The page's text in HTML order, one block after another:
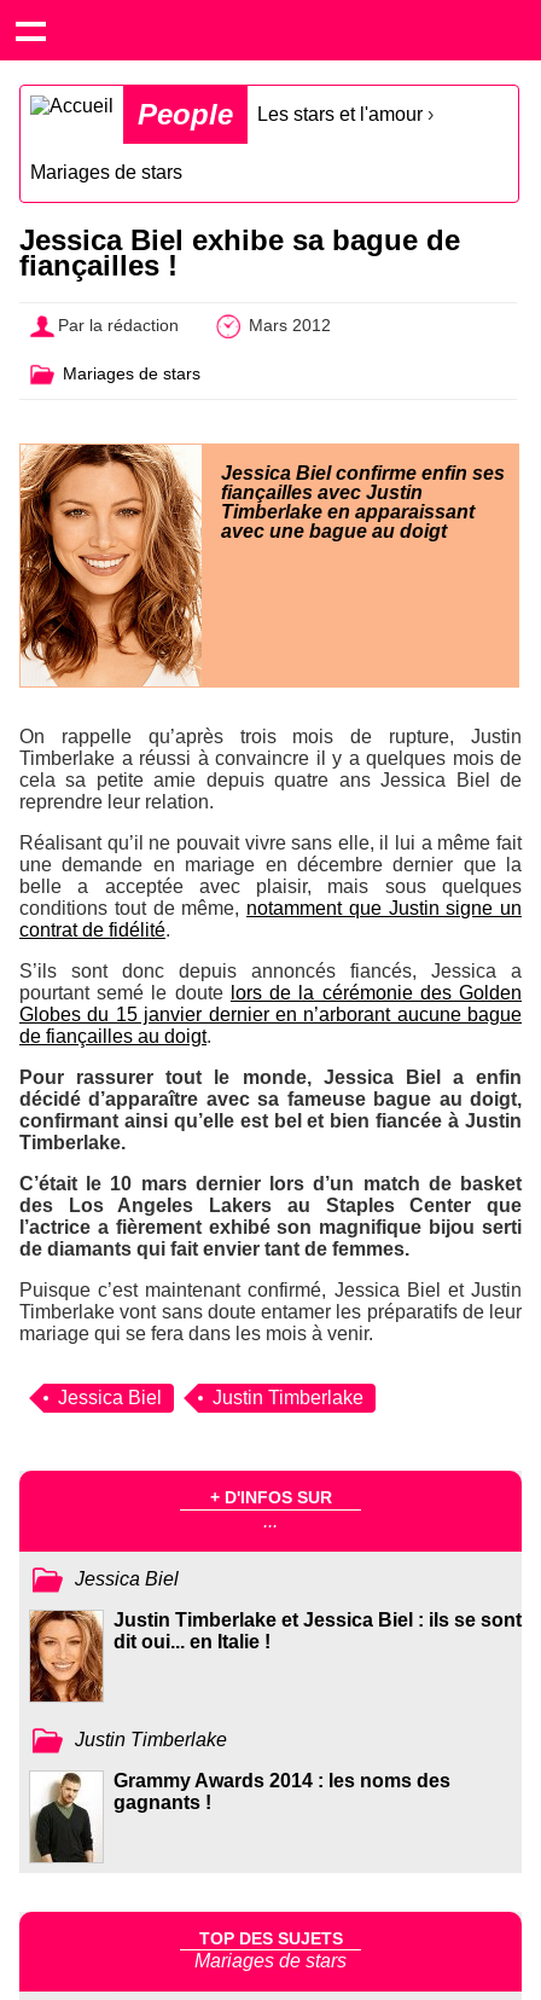
People Les stars et l'amour ›
Mariages de stars
Jessica Biel exhibe sa bague de
fiançailles !
Par la rédaction Mars 2012
Mariages de stars
Jessica Biel confirme enfin ses
fiançailles avec Justin
Timberlake en apparaissant
avec une bague au doigt
On rappelle qu’après trois mois de rupture, Justin
Timberlake a réussi à convaincre il y a quelques mois de
cela sa petite amie depuis quatre ans Jessica Biel de
reprendre leur relation.
Réalisant qu’il ne pouvait vivre sans elle, il lui a même fait
une demande en mariage en décembre dernier que la
belle a acceptée avec plaisir, mais sous quelques
conditions tout de même, notamment que Justin signe un
contrat de fidélité.
S’ils sont donc depuis annoncés fiancés, Jessica a
pourtant semé le doute lors de la cérémonie desGolden
Globes du 15 janvier dernier en n’arborant aucune bague
de fiançailles au doigt.
Pour rassurer tout le monde, Jessica Biel a enfin
décidé d’apparaître avec sa fameuse bague au doigt,
confirmant ainsi qu’elle est bel et bien fiancée à Justin
Timberlake.
C’était le 10 mars dernier lors d’un match de basket
des Los Angeles Lakers au Staples Center que
l’actrice a fièrement exhibé son magnifique bijou serti
de diamants qui fait envier tant de femmes.
Puisque c’est maintenant confirmé, Jessica Biel et Justin
Timberlake vont sans doute entamer les préparatifs de leur
mariage qui se fera dans les mois à venir.
Jessica Biel Justin Timberlake
+ D'INFOS SUR
...
Jessica Biel
Justin Timberlake et Jessica Biel : ils se sont
dit oui... en Italie !
Justin Timberlake
Grammy Awards 2014 : les noms des
gagnants !
TOP DES SUJETS
Mariages de stars